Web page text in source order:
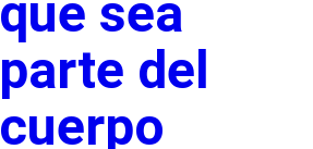
que sea
parte del
cuerpo